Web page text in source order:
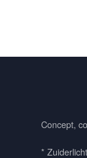
Concept,
*